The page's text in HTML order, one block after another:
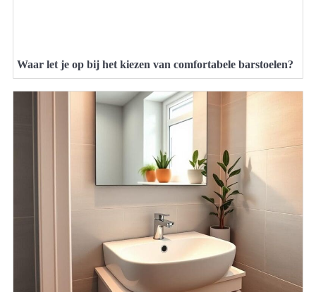
Waar let je op bij het kiezen van comfortabele barstoelen?